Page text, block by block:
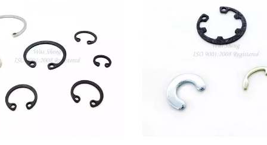
Precyzyjne Wały Mosiężne Wkładki